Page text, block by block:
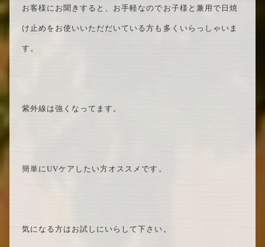
お客様にお聞きすると、お手軽なのでお子様と兼用で日焼
け止めをお使いいただだいている方も多くいらっしゃいま
す。
紫外線は強くなってます。
簡単にUVケアしたい方オススメです。
気になる方はお試しにいらして下さい。